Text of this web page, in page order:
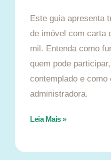
Este guia apresenta
de imóvel com carta
mil. Entenda como
quem pode
contemplado e
administradora.
Leia Mais »